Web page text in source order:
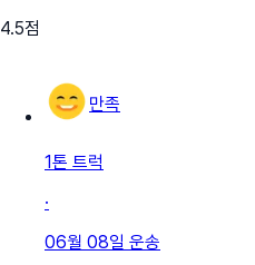
4.5점
만족
1톤 트럭
·
06월 08일 운송